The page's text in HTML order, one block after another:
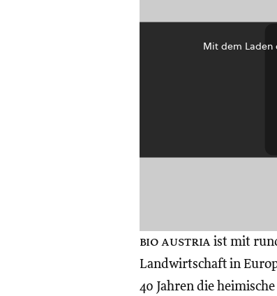
Mit dem Laden
bio austria ist mit
Landwirtschaft in
40 Jahren die